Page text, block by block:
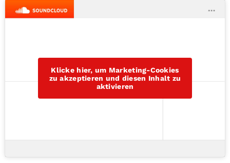
Klicke hier, um Marketing-Cookies
zu akzeptieren und diesen Inhalt zu
aktivieren